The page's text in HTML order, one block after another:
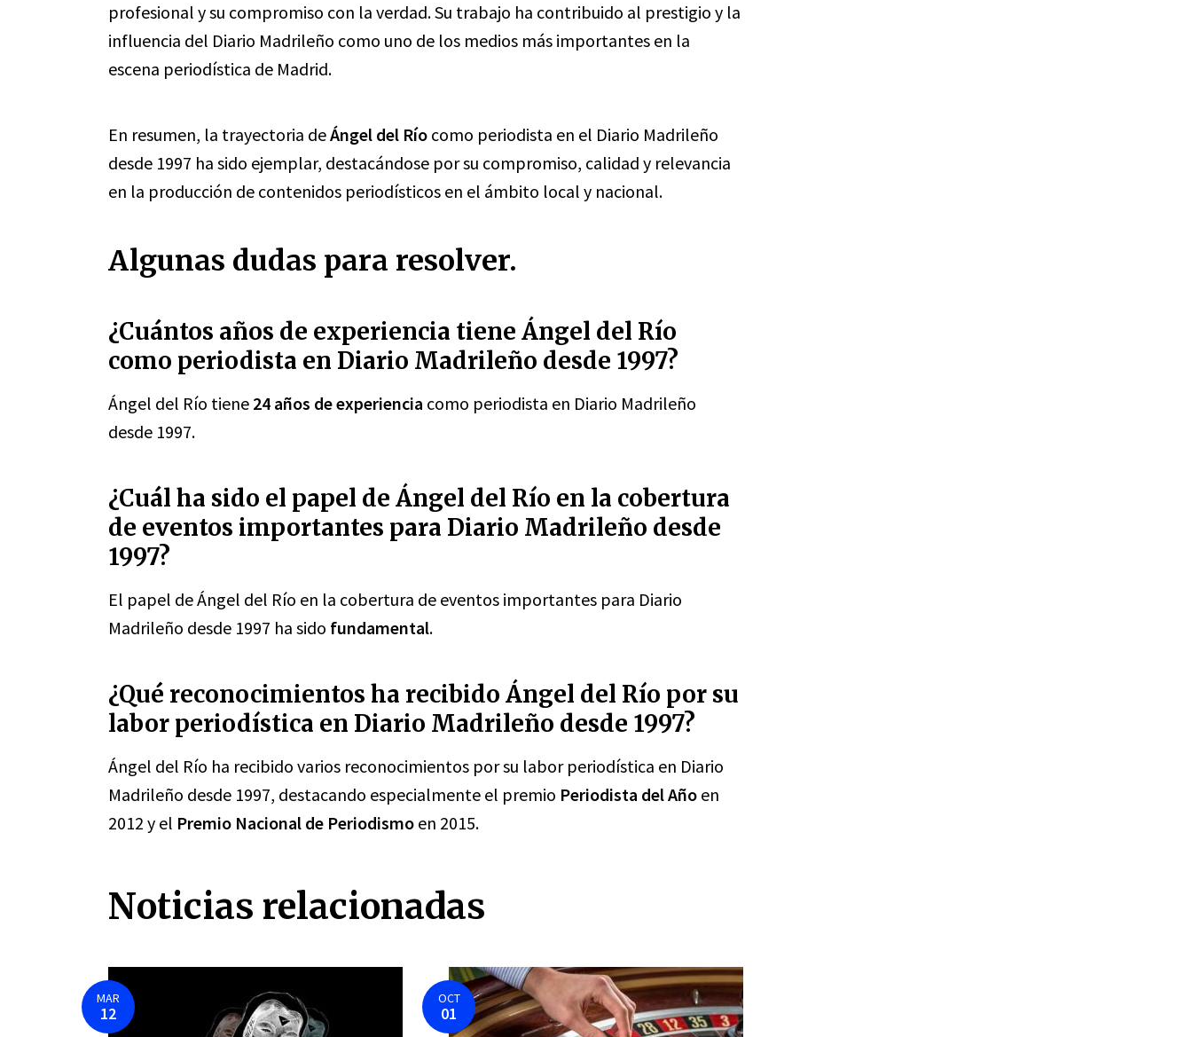
profesional y su compromiso con la verdad. Su trabajo ha contribuido al prestigio y la
influencia del Diario Madrileño como uno de los medios más importantes en la
escena periodística de Madrid.
En resumen, la trayectoria deÁngel del Río como periodista en el Diario Madrileño
desde 1997 ha sido ejemplar, destacándose por su compromiso, calidad y relevancia
en la producción de contenidos periodísticos en el ámbito local y nacional.
Algunas dudas para resolver.
¿Cuántos años de experiencia tiene Ángel del Río
como periodista en Diario Madrileño desde 1997?
Ángel del Río tiene 24 años de experiencia como periodista en Diario Madrileño
desde 1997.
¿Cuál ha sido el papel de Ángel del Río en la cobertura
de eventos importantes para Diario Madrileño desde
1997?
El papel de Ángel del Río en la cobertura de eventos importantes para Diario
Madrileño desde 1997 ha sido fundamental.
¿Qué reconocimientos ha recibido Ángel del Río por su
labor periodística en Diario Madrileño desde 1997?
Ángel del Río ha recibido varios reconocimientos por su labor periodística en Diario
Madrileño desde 1997, destacando especialmente el premio Periodista del Año en
2012 y el Premio Nacional de Periodismo en 2015.
Noticias relacionadas
MAR
12
OCT
01